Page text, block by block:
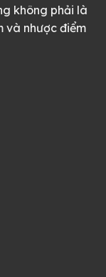
không phải là
và nhược điểm